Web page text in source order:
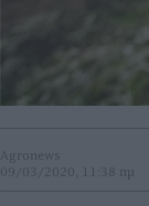
Agronews
09/03/2020, 11:38 πμ